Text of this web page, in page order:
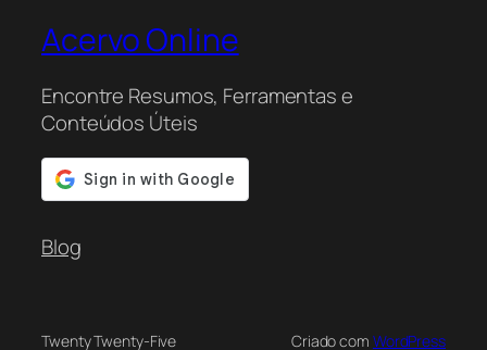
Acervo Online
Encontre Resumos, Ferramentas e
Conteúdos Úteis
Blog
Twenty Twenty-Five Criado com WordPress